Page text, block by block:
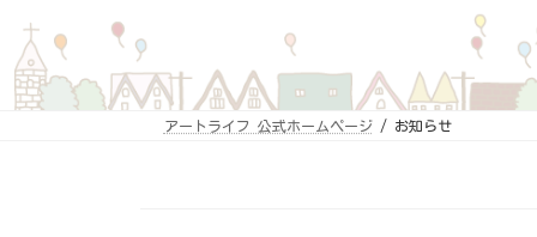
アートライフ 公式ホームページ お知らせ